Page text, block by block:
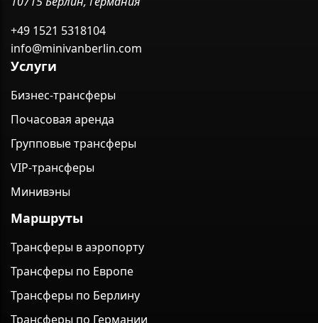
+49 1521 5318104
info@minivanberlin.com
Услуги
Бизнес-трансферы
Почасовая аренда
Групповые трансферы
VIP-трансферы
Минивэны
Маршруты
Трансферы в аэропорту
Трансферы по Европе
Трансферы по Берлину
Трансферы по Германии